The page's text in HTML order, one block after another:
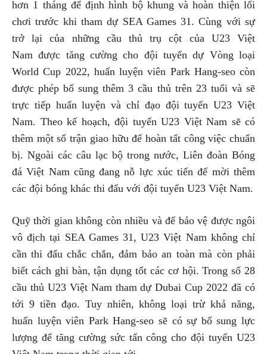
hơn 1 tháng để định hình bộ khung và hoàn thiện lối
chơi trước khi tham dự SEA Games 31. Cùng với sự
trở lại của những cầu thủ trụ cột của U23 Việt
Nam được tăng cường cho đội tuyển dự Vòng loại
World Cup 2022, huấn luyện viên Park Hang-seo còn
được phép bổ sung thêm 3 cầu thủ trên 23 tuổi và sẽ
trực tiếp huấn luyện và chỉ đạo đội tuyển U23 Việt
Nam. Theo kế hoạch, đội tuyển U23 Việt Nam sẽ có
thêm một số trận giao hữu để hoàn tất công việc chuẩn
bị. Ngoài các câu lạc bộ trong nước, Liên đoàn Bóng
đá Việt Nam cũng đang nỗ lực xúc tiến để mời thêm
các đội bóng khác thi đấu với đội tuyển U23 Việt Nam.
Quỹ thời gian không còn nhiều và để bảo vệ được ngôi
vô địch tại SEA Games 31, U23 Việt Nam không chỉ
cần thi đấu chắc chắn, đảm bảo an toàn mà còn phải
biết cách ghi bàn, tận dụng tốt các cơ hội. Trong số 28
cầu thủ U23 Việt Nam tham dự Dubai Cup 2022 đã có
tới 9 tiền đạo. Tuy nhiên, không loại trừ khả năng,
huấn luyện viên Park Hang-seo sẽ có sự bổ sung lực
lượng để tăng cường sức tấn công cho đội tuyển U23